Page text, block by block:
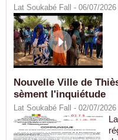
Lat Soukabé Fall - 06/07/2026
Nouvelle Ville de
sèment l'inquiétude
Lat Soukabé Fall - 02/07/2026